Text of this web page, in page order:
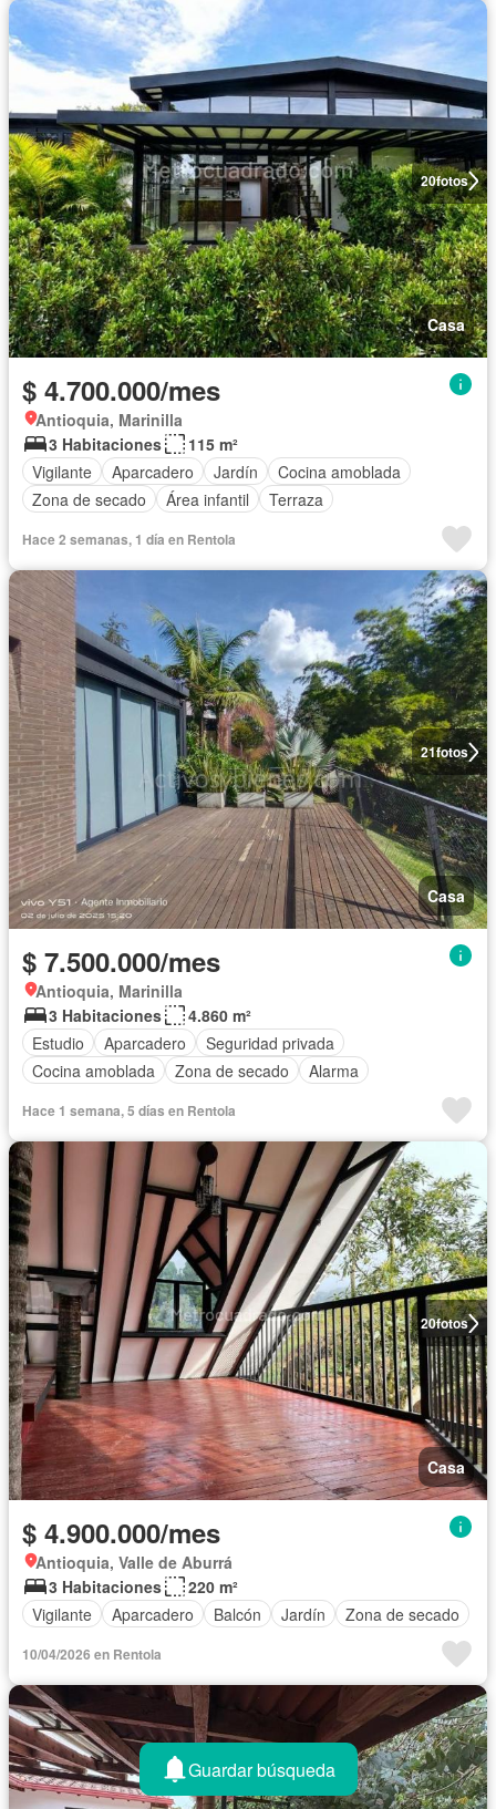
20fotos
Casa
$ 4.700.000/mes
Antioquia, Marinilla
3 Habitaciones
115 m²
Vigilante
Aparcadero Jardín
Cocina amoblada
Zona de secado
Área infantil Terraza
Hace 2 semanas, 1 día en Rentola
21fotos
Casa
$ 7.500.000/mes
Antioquia, Marinilla
3 Habitaciones
4.860 m²
Estudio
Aparcadero
Seguridad privada
Cocina amoblada
Zona de secado Alarma
Hace 1 semana, 5 días en Rentola
20fotos
Casa
$ 4.900.000/mes
Antioquia, Valle de Aburrá
3 Habitaciones
220 m²
Vigilante
Aparcadero Balcón Jardín Zona de secado
10/04/2026 en Rentola
Guardar búsqueda